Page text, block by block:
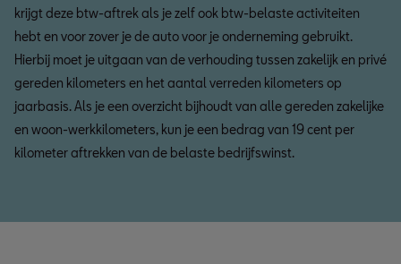
krijgt deze btw-aftrek als je zelf ook btw-belaste activiteiten
hebt en voor zover je de auto voor je onderneming gebruikt.
Hierbij moet je uitgaan van de verhouding tussen zakelijk en privé
gereden kilometers en het aantal verreden kilometers op
jaarbasis. Als je een overzicht bijhoudt van alle gereden zakelijke
en woon-werkkilometers, kun je een bedrag van 19 cent per
kilometer aftrekken van de belaste bedrijfswinst.